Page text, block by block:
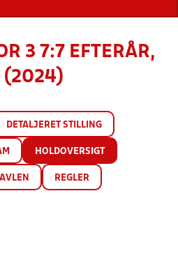
3 7:7 EFTERÅR,
(2024)
DETALJERET STILLING
HOLDOVERSIGT
REGLER